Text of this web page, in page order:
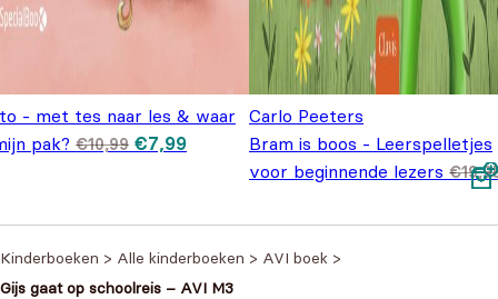
- met tes naar les & waar
pak? €10,99 Oorspronkelijke prijs was: €10,99.
€7,99Huidige prijs is: €7,99.
Carlo Peeters
Bram is boos - Leerspelletjes
voor beginnende lezers €
Oorspronkelijke prijs was:
Kinderboeken > Alle kinderboeken > AVI boek >
Gijs gaat op schoolreis – AVI M3